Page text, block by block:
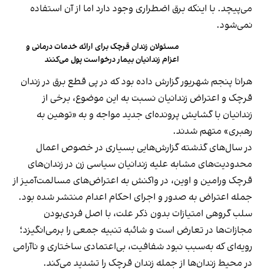
می‌پیچد. با اینکه برق اضطراری وجود دارد اما از آن استفاده
نمی‌شود.
مسئولان زندان قرچک برای ارائه خدمات درمانی و
اعزام زندانیان بیمار درخواست پول می‌کنند
هرانا پنجم شهریور گزارش داده بود که در پی قطع برق در زندان
قرچک و اعتراض زندانیان نسبت به این موضوع، برخی از
زندانیان با گشایش پرونده‌ای جدید مواجه و به «توهین به
رهبری» متهم شدند.
در سال‌های گذشته گزارش‌هایی بسیاری در خصوص اعمال
محدودیت‌های مشابه علیه زندانیان سیاسی زن در زندان‌های
قرچک ورامین و اوین، در واکنش به اعتراض‌های مسالمت‌آمیز از
جمله اعتراض به صدور و اجرای احکام اعدام منتشر شده بود.
سلب گروهی امتیازات بدون ذکر علت، با اصل فردی‌بودن
مجازات‌ها در تعارض است و شائبه‌ تنبیه جمعی را برمی‌انگیزد؛
رویه‌ای که به‌سبب نبود شفافیت، بی‌اعتمادی ساختاری و ناآرامی
در محیط زندان‌ها از جمله زندان قرچک را تشدید می‌کند.